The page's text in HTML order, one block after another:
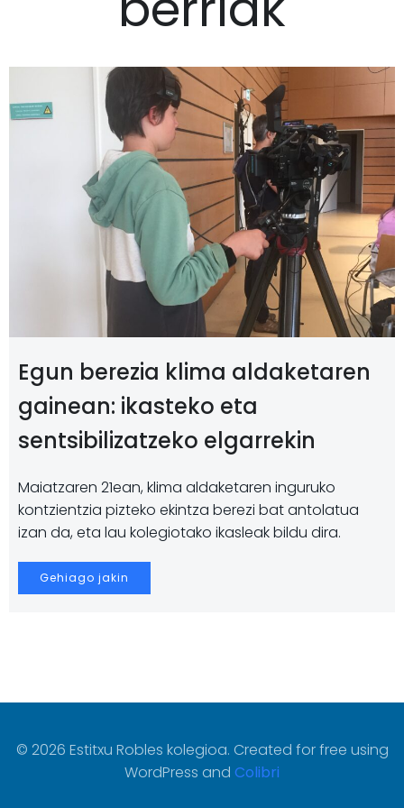
Egun berezia klima aldaketaren
gainean: ikasteko eta
sentsibilizatzeko elgarrekin
Maiatzaren 21ean, klima aldaketaren inguruko
kontzientzia pizteko ekintza berezi bat antolatua
izan da, eta lau kolegiotako ikasleak bildu dira.
Gehiago jakin
© 2026 Estitxu Robles kolegioa. Created for free using
WordPress and Colibri